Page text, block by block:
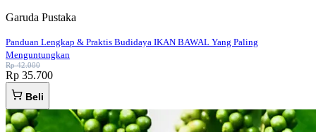
Garuda Pustaka
Panduan Lengkap & Praktis Budidaya IKAN BAWAL Yang Paling
Menguntungkan
Rp 42.000
Rp 35.700
Beli